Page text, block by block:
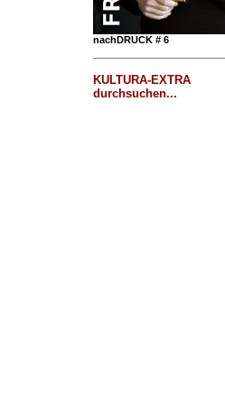
nachDRUCK # 6
KULTURA-EXTRA
durchsuchen...